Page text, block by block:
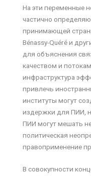
На эти переменные
частично
принимающей
Bénassy-Quéré и
для объяснения
качеством и
инфраструктура
привлечь
институты могут
издержки для ПИИ,
ПИИ могут мешать
политическая
правоприменение
В совокупности